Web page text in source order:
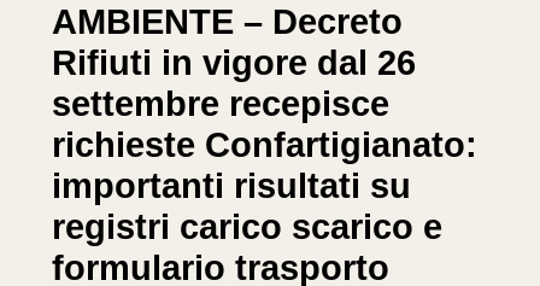
AMBIENTE – Decreto
Rifiuti in vigore dal 26
settembre recepisce
richieste Confartigianato:
importanti risultati su
registri carico scarico e
formulario trasporto